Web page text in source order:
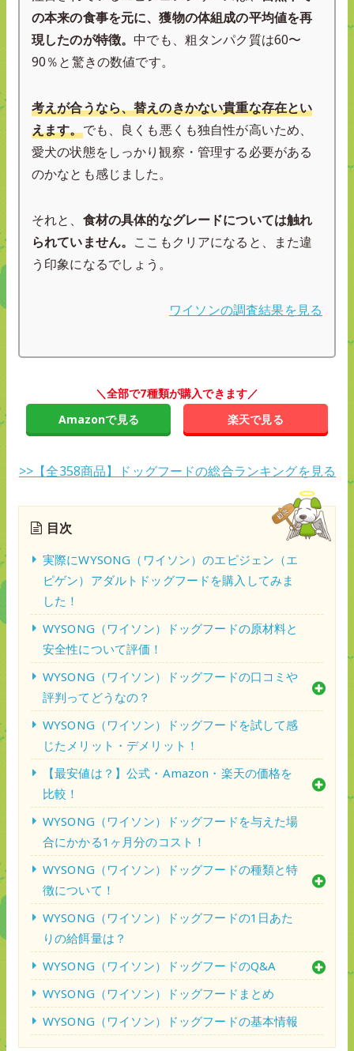
の本来の食事を元に、獲物の体組成の平均値を再
現したのが特徴。中でも、粗タンパク質は60〜
90％と驚きの数値です。
考えが合うなら、替えのきかない貴重な存在とい
えます。でも、良くも悪くも独自性が高いため、
愛犬の状態をしっかり観察・管理する必要がある
のかなとも感じました。
それと、 食材の具体的なグレードについては触れ
られていません。 ここもクリアになると、また違
う印象になるでしょう。
ワイソンの調査結果を見る
＼全部で7種類が購入できます／
Amazonで見る
楽天で見る
>>【全358商品】ドッグフードの総合ランキングを見る
目次
実際にWYSONG（ワイソン）のエピジェン（エ
ピゲン）アダルトドッグフードを購入してみま
した！
WYSONG（ワイソン）ドッグフードの原材料と
安全性について評価！
WYSONG（ワイソン）ドッグフードの口コミや
評判ってどうなの？
WYSONG（ワイソン）ドッグフードを試して感
じたメリット・デメリット！
【最安値は？】公式・Amazon・楽天の価格を
比較！
WYSONG（ワイソン）ドッグフードを与えた場
合にかかる1ヶ月分のコスト！
WYSONG（ワイソン）ドッグフードの種類と特
徴について！
WYSONG（ワイソン）ドッグフードの1日あた
りの給餌量は？
WYSONG（ワイソン）ドッグフードのQ&A
WYSONG（ワイソン）ドッグフードまとめ
WYSONG（ワイソン）ドッグフードの基本情報